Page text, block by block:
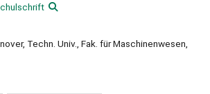
Techn. Univ., Fak. für Maschinenwesen,